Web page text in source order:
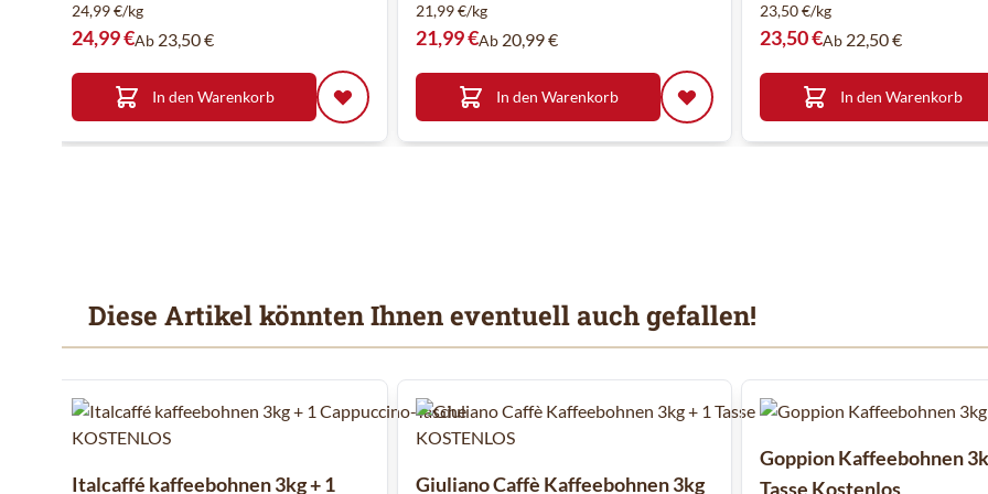
24,99 €/kg
24,99 €Ab 23,50 €
In den Warenkorb
21,99 €/kg
21,99 €Ab 20,99 €
In den Warenkorb
23,50 €/kg
23,50 €Ab 22,50 €
In den Warenkorb
Diese Artikel könnten Ihnen eventuell auch gefallen!
Mit der Tabulatortaste können Sie durch die Elemente des Karussells navigieren. Mit den Skip-Links können Sie das
Clicken, um das Karussell zu überspringen
Italcaffé kaffeebohnen 3kg + 1
Giuliano Caffè Kaffeebohnen 3kg
Goppion Kaffeebohnen
Tasse Kostenlos